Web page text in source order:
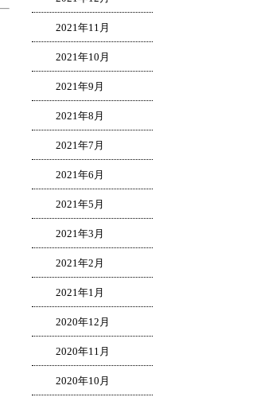
2021年11月
2021年10月
2021年9月
2021年8月
2021年7月
2021年6月
2021年5月
2021年3月
2021年2月
2021年1月
2020年12月
2020年11月
2020年10月